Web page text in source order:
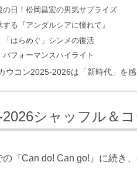
の日！松岡昌宏の男気サプライズ
る『アンダルシアに憧れて』
「はらめぐ」シンメの復活
パフォーマンスハイライト
ウコン2025-2026は「新時代」を
シャッフル＆
『Can do! Can go!』に続き